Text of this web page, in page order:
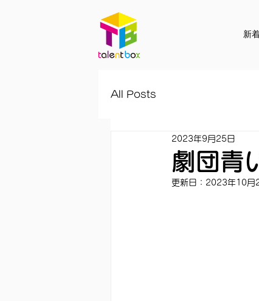
新
All Posts
劇団青
2023年9月25日
更新日： 2023年10月